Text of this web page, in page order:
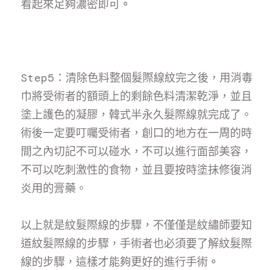
看起來足夠濃密即可 。
Step5：清除色料整個髮際線紋完之後，用消毒
巾將受術者的額頭上的剩餘色料清潔乾淨，並且
塗上護色的凝膠，韓式半永久髮際線就完成了。
術後一定要叮囑受術者，創口的地方在一周的時
間之內切記不可以碰水，不可以進行面部美容，
不可以吃刺激性的食物，並且要按時塗抹修復消
炎用的膏藥。
以上就是紋髮際線的步驟，不僅僅是紋繡師要知
道紋髮際線的步驟，手術者也必須要了解紋髮際
線的步驟，這樣才能夠更好的進行手術 。